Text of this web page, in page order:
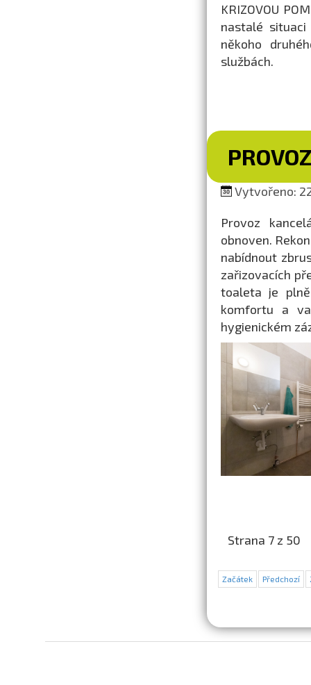
KRIZOVOU
nastalé
někoho
službách.
Vytvořeno:
Provoz
obnoven.
nabídnout
zařizovacích
toaleta je
komfortu a
hygienickém
Strana 7 z 50
Začátek Předchozí